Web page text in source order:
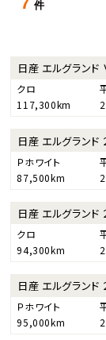
件
日産 エルグランド
クロ
117,300km
日産 エルグランド
Ｐホワイト
87,500km
日産 エルグランド
クロ
94,300km
日産 エルグランド
Ｐホワイト
95,000km